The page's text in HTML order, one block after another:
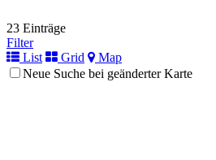
23 Einträge
Filter
List
Grid
Map
Neue Suche bei geänderter Karte